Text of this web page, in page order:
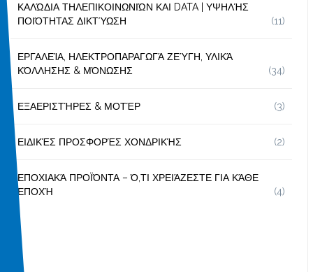
ΚΑΛΏΔΙΑ ΤΗΛΕΠΙΚΟΙΝΩΝΙΏΝ ΚΑΙ DATA | ΥΨΗΛΉΣ
ΠΟΙΌΤΗΤΑΣ ΔΙΚΤΎΩΣΗ
(11)
ΕΡΓΑΛΕΊΑ, ΗΛΕΚΤΡΟΠΑΡΑΓΩΓΆ ΖΕΎΓΗ, ΥΛΙΚΆ
ΚΌΛΛΗΣΗΣ & ΜΌΝΩΣΗΣ
(34)
ΕΞΑΕΡΙΣΤΉΡΕΣ & ΜΟΤΈΡ (3)
ΕΙΔΙΚΈΣ ΠΡΟΣΦΟΡΈΣ ΧΟΝΔΡΙΚΉΣ (2)
ΕΠΟΧΙΑΚΆ ΠΡΟΪΌΝΤΑ – Ό,ΤΙ ΧΡΕΙΆΖΕΣΤΕ ΓΙΑ ΚΆΘΕ
ΕΠΟΧΉ
(4)